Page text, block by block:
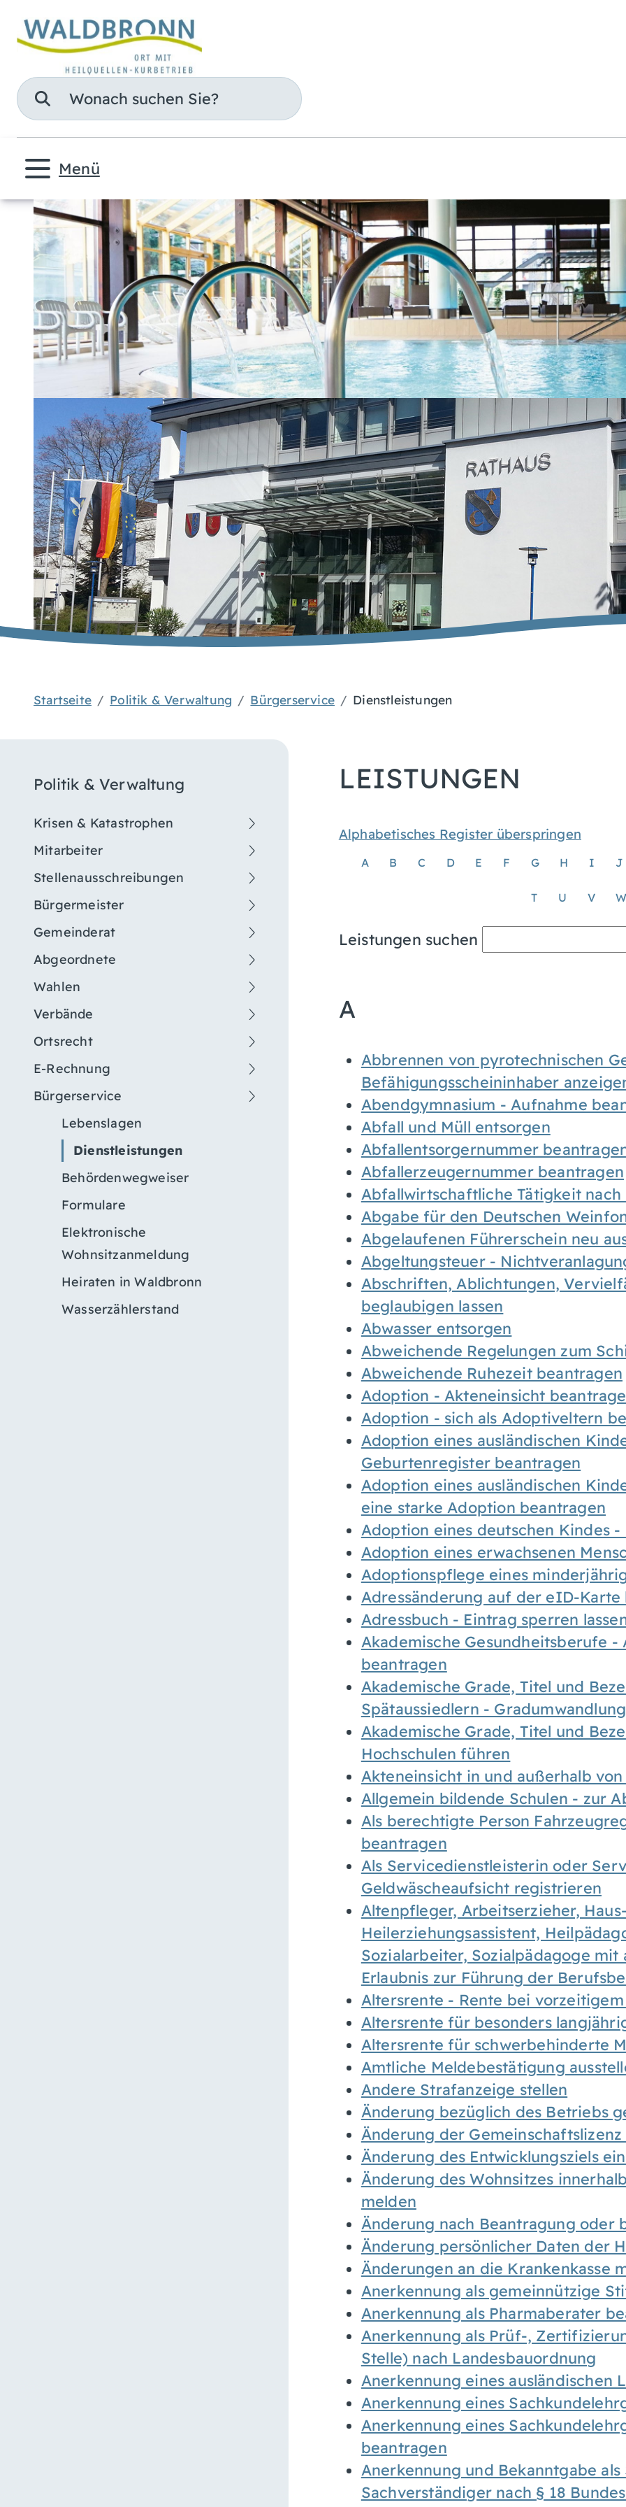
Suche
Menü
Startseite Politik & Verwaltung Bürgerservice Dienstleistungen
Politik & Verwaltung
Krisen & Katastrophen
Mitarbeiter
Stellenausschreibungen
Bürgermeister
Gemeinderat
Abgeordnete
Wahlen
Verbände
Ortsrecht
E-Rechnung
Bürgerservice
Lebenslagen
Dienstleistungen
Behördenwegweiser
Formulare
Elektronische
Wohnsitzanmeldung
Heiraten in Waldbronn
Wasserzählerstand
LEISTUNGEN
Alphabetisches Register überspringen
A B C D E F G H I J
T U V W
Leistungen suchen
A
Abbrennen von pyrotechnischen
Befähigungsscheininhaber
Abendgymnasium - Aufnahme
Abfall und Müll entsorgen
Abfallentsorgernummer
Abfallerzeugernummer beantragen
Abfallwirtschaftliche Tätigkeit
Abgabe für den Deutschen
Abgelaufenen Führerschein neu
Abgeltungsteuer -
Abschriften, Ablichtungen,
beglaubigen lassen
Abwasser entsorgen
Abweichende Regelungen zum
Abweichende Ruhezeit beantragen
Adoption - Akteneinsicht
Adoption - sich als Adoptiveltern
Adoption eines ausländischen
Geburtenregister beantragen
Adoption eines ausländischen
eine starke Adoption beantragen
Adoption eines deutschen Kindes
Adoption eines erwachsenen
Adoptionspflege eines
Adressänderung auf der eID-Karte
Adressbuch - Eintrag sperren
Akademische Gesundheitsberufe
beantragen
Akademische Grade, Titel und
Spätaussiedlern -
Akademische Grade, Titel und
Hochschulen führen
Akteneinsicht in und außerhalb
Allgemein bildende Schulen - zur
Als berechtigte Person
beantragen
Als Servicedienstleisterin oder
Geldwäscheaufsicht registrieren
Altenpfleger, Arbeitserzieher,
Heilerziehungsassistent,
Sozialarbeiter, Sozialpädagoge
Erlaubnis zur Führung der
Altersrente - Rente bei
Altersrente für besonders
Altersrente für schwerbehinderte
Amtliche Meldebestätigung
Andere Strafanzeige stellen
Änderung bezüglich des Betriebs
Änderung der
Änderung des Entwicklungsziels
Änderung des Wohnsitzes
melden
Änderung nach Beantragung oder
Änderung persönlicher Daten der
Änderungen an die Krankenkasse
Anerkennung als gemeinnützige
Anerkennung als Pharmaberater
Anerkennung als Prüf-,
Stelle) nach Landesbauordnung
Anerkennung eines ausländischen
Anerkennung eines
Anerkennung eines
beantragen
Anerkennung und Bekanntgabe
Sachverständiger nach § 18